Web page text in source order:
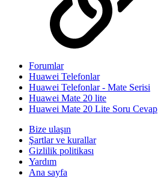
Forumlar
Huawei Telefonlar
Huawei Telefonlar - Mate Serisi
Huawei Mate 20 lite
Huawei Mate 20 Lite Soru Cevap
Bize ulaşın
Şartlar ve kurallar
Gizlilik politikası
Yardım
Ana sayfa